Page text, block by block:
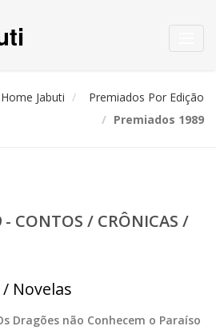
Home Jabuti
Premiados Por Edição
Premiados 1989
- CONTOS / CRÔNICAS /
Novelas
Dragões não Conhecem o Paraíso